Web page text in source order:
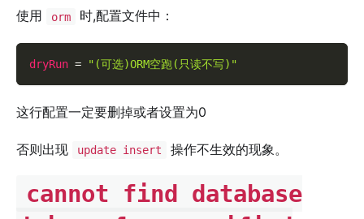
使用 orm 时,配置文件中：
dryRun = "(可选)ORM空跑(只读不写)"
这行配置一定要删掉或者设置为0
否则出现 update insert 操作不生效的现象。
cannot find database